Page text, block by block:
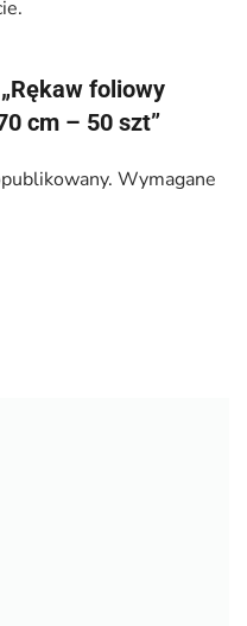
foliowy
cm – 50 szt”
Wymagane